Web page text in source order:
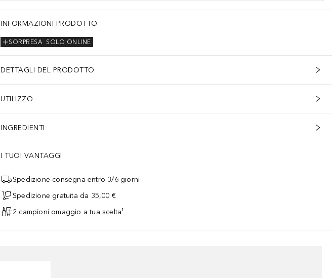
INFORMAZIONI PRODOTTO
SOLO ONLINE
SORPRESA
DETTAGLI DEL PRODOTTO
UTILIZZO
INGREDIENTI
I TUOI VANTAGGI
Spedizione consegna entro 3/6 giorni
Spedizione gratuita da 35,00 €
2 campioni omaggio a tua scelta¹